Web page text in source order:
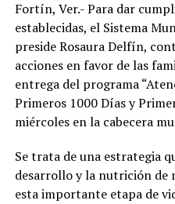
Fortín, Ver.- Para dar
establecidas, el Sistema
preside Rosaura Delfín,
acciones en favor de las
entrega del programa
Primeros 1000 Días y
miércoles en la cabecera
Se trata de una estrategia
desarrollo y la nutrición de
esta importante etapa de